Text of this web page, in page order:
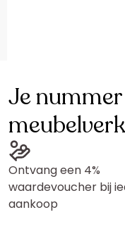
Je
Ontvang een 4%
waardevoucher bij
aankoop